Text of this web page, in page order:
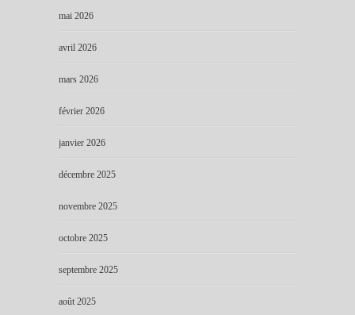
mai 2026
avril 2026
mars 2026
février 2026
janvier 2026
décembre 2025
novembre 2025
octobre 2025
septembre 2025
août 2025